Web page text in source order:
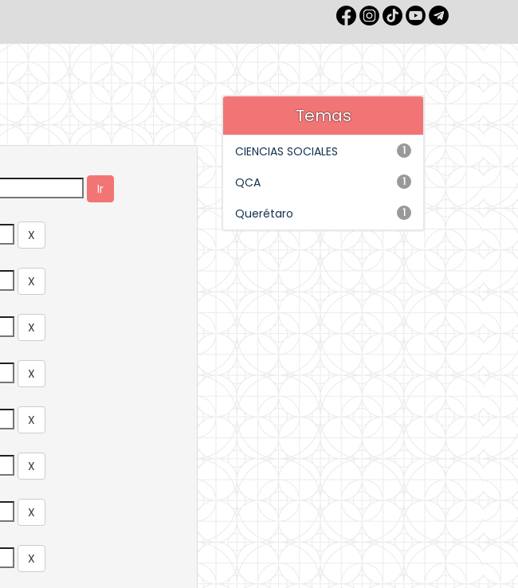
Temas
1
CIENCIAS SOCIALES
1
QCA
1
Querétaro